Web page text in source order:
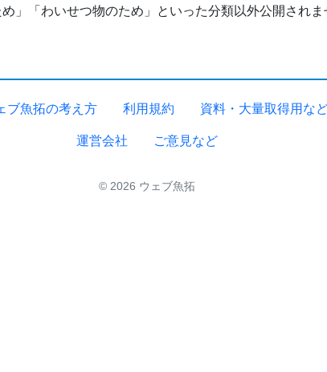
」「わいせつ物のため」といった分類以外公開され
ブ魚拓の考え方 利用規約 資料・大量取得用な
運営会社 ご意見など
© 2026 ウェブ魚拓